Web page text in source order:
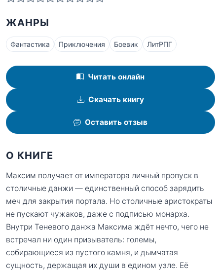
ЖАНРЫ
Фантастика Приключения Боевик ЛитРПГ
Читать онлайн
Скачать книгу
Оставить отзыв
О КНИГЕ
Максим получает от императора личный пропуск в
столичные данжи — единственный способ зарядить
меч для закрытия портала. Но столичные аристократы
не пускают чужаков, даже с подписью монарха.
Внутри Теневого данжа Максима ждёт нечто, чего не
встречал ни один призыватель: големы,
собирающиеся из пустого камня, и дымчатая
сущность, держащая их души в едином узле. Её